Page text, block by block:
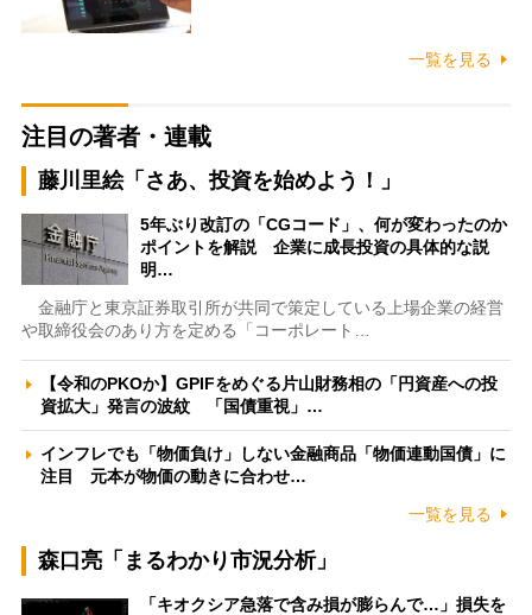
一覧を見る
注目の著者・連載
藤川里絵「さあ、投資を始めよう！」
5年ぶり改訂の「CGコード」、何が変わったのか
ポイントを解説 企業に成長投資の具体的な説
明…
金融庁と東京証券取引所が共同で策定している上場企業の経営
や取締役会のあり方を定める「コーポレート…
【令和のPKOか】GPIFをめぐる片山財務相の「円資産への投
資拡大」発言の波紋 「国債重視」…
インフレでも「物価負け」しない金融商品「物価連動国債」に
注目 元本が物価の動きに合わせ…
一覧を見る
森口亮「まるわかり市況分析」
「キオクシア急落で含み損が膨らんで…」損失を